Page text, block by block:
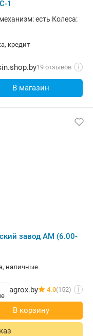
1
есть Колеса:
кредит
19 отзывов i
В магазин
завод АМ (6.00-
наличные
agrox.by 4.0(152) i
В корзину